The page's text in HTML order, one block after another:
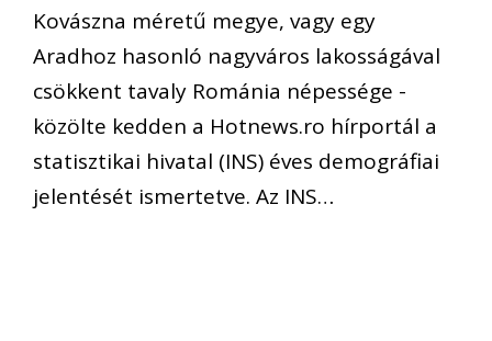
Kovászna méretű megye, vagy egy
Aradhoz hasonló nagyváros lakosságával
csökkent tavaly Románia népessége -
közölte kedden a Hotnews.ro hírportál a
statisztikai hivatal (INS) éves demográfiai
jelentését ismertetve. Az INS…